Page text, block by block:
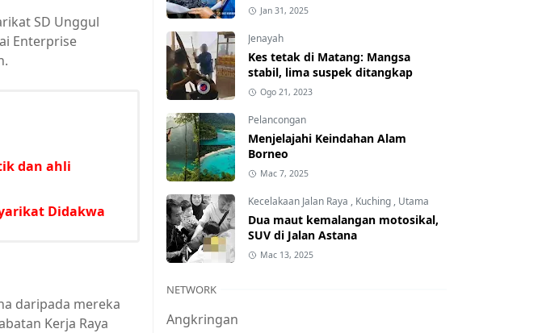
SD Unggul
Enterprise
dan ahli
Didakwa
daripada mereka
Kerja Raya
Jan 31, 2025
Jenayah
Kes tetak di Matang: Mangsa
stabil, lima suspek ditangkap
Ogo 21, 2023
Pelancongan
Menjelajahi Keindahan Alam
Borneo
Mac 7, 2025
Kecelakaan Jalan Raya , Kuching , Utama
Dua maut kemalangan motosikal,
SUV di Jalan Astana
Mac 13, 2025
NETWORK
Angkringan